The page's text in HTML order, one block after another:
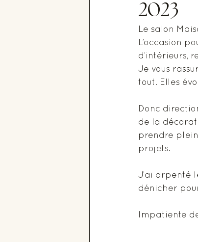
2023
Le salon
L’occasion
d’intérieurs,
Je vous
tout. Elles
Donc
de la
prendre plein
projets.
J’ai arpenté
dénicher
Impatiente